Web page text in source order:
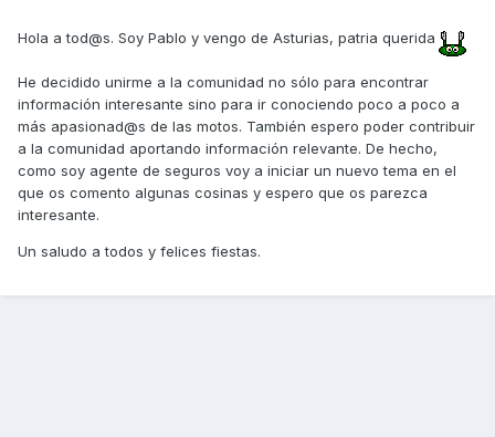
Hola a tod@s. Soy Pablo y vengo de Asturias, patria querida
He decidido unirme a la comunidad no sólo para encontrar
información interesante sino para ir conociendo poco a poco a
más apasionad@s de las motos. También espero poder contribuir
a la comunidad aportando información relevante. De hecho,
como soy agente de seguros voy a iniciar un nuevo tema en el
que os comento algunas cosinas y espero que os parezca
interesante.
Un saludo a todos y felices fiestas.